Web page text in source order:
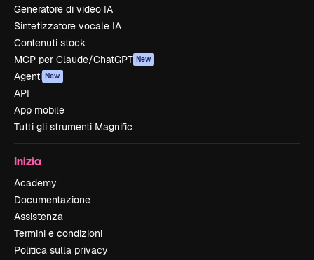
Generatore di video IA
Sintetizzatore vocale IA
Contenuti stock
MCP per Claude/ChatGPT New
Agenti New
API
App mobile
Tutti gli strumenti Magnific
Inizia
Academy
Documentazione
Assistenza
Termini e condizioni
Politica sulla privacy